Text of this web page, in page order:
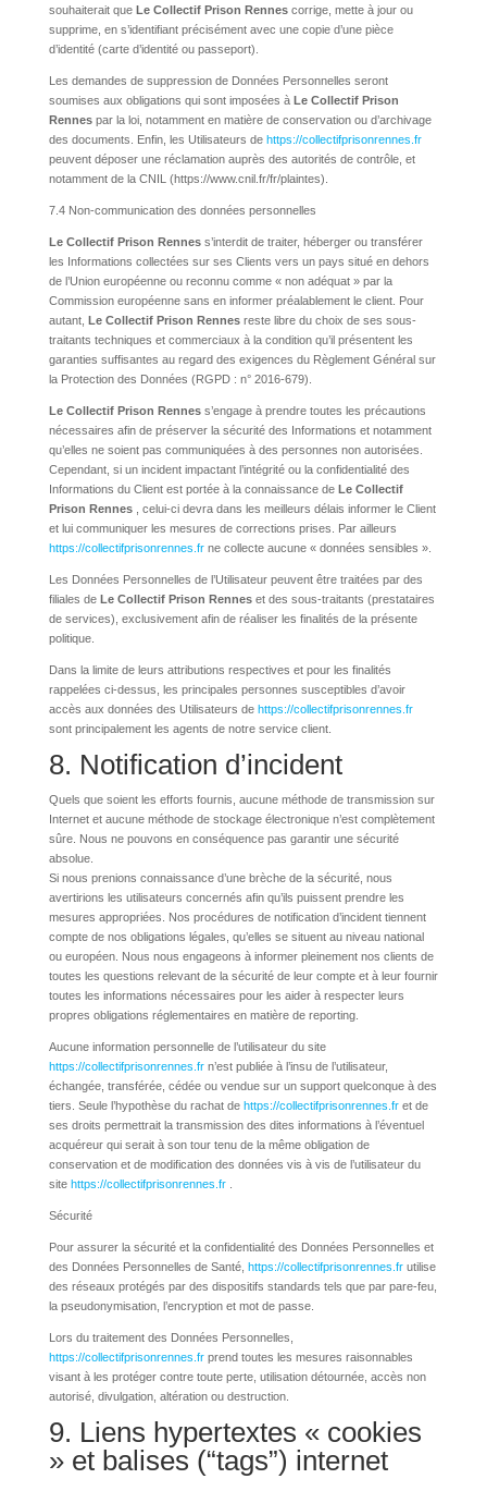
souhaiterait que Le Collectif Prison Rennescorrige, mette à jour ou
supprime, en s’identifiant précisément avec une copie d’une pièce
d’identité (carte d’identité ou passeport).
Les demandes de suppression de Données Personnelles seront
soumises aux obligations qui sont imposées à Le Collectif Prison
Rennespar la loi, notamment en matière de conservation ou d’archivage
des documents. Enfin, les Utilisateurs de https://collectifprisonrennes.fr
peuvent déposer une réclamation auprès des autorités de contrôle, et
notamment de la CNIL (https://www.cnil.fr/fr/plaintes).
7.4 Non-communication des données personnelles
Le Collectif Prison Renness’interdit de traiter, héberger ou transférer
les Informations collectées sur ses Clients vers un pays situé en dehors
de l’Union européenne ou reconnu comme « non adéquat » par la
Commission européenne sans en informer préalablement le client. Pour
autant, Le Collectif Prison Rennesreste libre du choix de ses sous-
traitants techniques et commerciaux à la condition qu’il présentent les
garanties suffisantes au regard des exigences du Règlement Général sur
la Protection des Données (RGPD : n° 2016-679).
Le Collectif Prison Renness’engage à prendre toutes les précautions
nécessaires afin de préserver la sécurité des Informations et notamment
qu’elles ne soient pas communiquées à des personnes non autorisées.
Cependant, si un incident impactant l’intégrité ou la confidentialité des
Informations du Client est portée à la connaissance de Le Collectif
Prison Rennes, celui-ci devra dans les meilleurs délais informer le Client
et lui communiquer les mesures de corrections prises. Par ailleurs
https://collectifprisonrennes.frne collecte aucune « données sensibles ».
Les Données Personnelles de l’Utilisateur peuvent être traitées par des
filiales de Le Collectif Prison Renneset des sous-traitants (prestataires
de services), exclusivement afin de réaliser les finalités de la présente
politique.
Dans la limite de leurs attributions respectives et pour les finalités
rappelées ci-dessus, les principales personnes susceptibles d’avoir
accès aux données des Utilisateurs de https://collectifprisonrennes.fr
sont principalement les agents de notre service client.
8. Notification d’incident
Quels que soient les efforts fournis, aucune méthode de transmission sur
Internet et aucune méthode de stockage électronique n’est complètement
sûre. Nous ne pouvons en conséquence pas garantir une sécurité
absolue.
Si nous prenions connaissance d’une brèche de la sécurité, nous
avertirions les utilisateurs concernés afin qu’ils puissent prendre les
mesures appropriées. Nos procédures de notification d’incident tiennent
compte de nos obligations légales, qu’elles se situent au niveau national
ou européen. Nous nous engageons à informer pleinement nos clients de
toutes les questions relevant de la sécurité de leur compte et à leur fournir
toutes les informations nécessaires pour les aider à respecter leurs
propres obligations réglementaires en matière de reporting.
Aucune information personnelle de l’utilisateur du site
https://collectifprisonrennes.frn’est publiée à l’insu de l’utilisateur,
échangée, transférée, cédée ou vendue sur un support quelconque à des
tiers. Seule l’hypothèse du rachat de https://collectifprisonrennes.fret de
ses droits permettrait la transmission des dites informations à l’éventuel
acquéreur qui serait à son tour tenu de la même obligation de
conservation et de modification des données vis à vis de l’utilisateur du
site https://collectifprisonrennes.fr.
Sécurité
Pour assurer la sécurité et la confidentialité des Données Personnelles et
des Données Personnelles de Santé, https://collectifprisonrennes.frutilise
des réseaux protégés par des dispositifs standards tels que par pare-feu,
la pseudonymisation, l’encryption et mot de passe.
Lors du traitement des Données Personnelles,
https://collectifprisonrennes.frprend toutes les mesures raisonnables
visant à les protéger contre toute perte, utilisation détournée, accès non
autorisé, divulgation, altération ou destruction.
9. Liens hypertextes « cookies
» et balises (“tags”) internet